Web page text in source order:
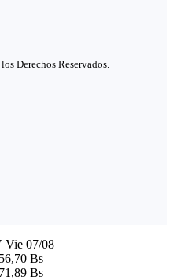
Derechos Reservados.
Vie 07/08
Bs
Bs